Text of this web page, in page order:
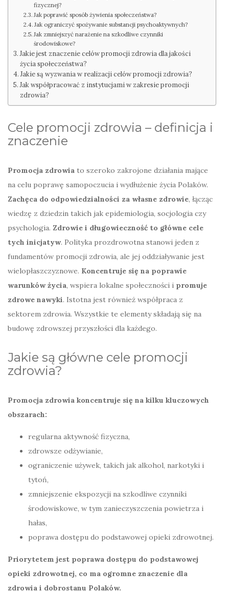
fizycznej?
Jak poprawić sposób żywienia społeczeństwa?
Jak ograniczyć spożywanie substancji psychoaktywnych?
Jak zmniejszyć narażenie na szkodliwe czynniki
środowiskowe?
Jakie jest znaczenie celów promocji zdrowia dla jakości
życia społeczeństwa?
Jakie są wyzwania w realizacji celów promocji zdrowia?
Jak współpracować z instytucjami w zakresie promocji
zdrowia?
Cele promocji zdrowia – definicja i
znaczenie
Promocja zdrowia to szeroko zakrojone działania mające
na celu poprawę samopoczucia i wydłużenie życia Polaków.
Zachęca do odpowiedzialności za własne zdrowie, łącząc
wiedzę z dziedzin takich jak epidemiologia, socjologia czy
psychologia. Zdrowie i długowieczność to główne cele
tych inicjatyw. Polityka prozdrowotna stanowi jeden z
fundamentów promocji zdrowia, ale jej oddziaływanie jest
wielopłaszczyznowe. Koncentruje się na poprawie
warunków życia, wspiera lokalne społeczności i promuje
zdrowe nawyki. Istotna jest również współpraca z
sektorem zdrowia. Wszystkie te elementy składają się na
budowę zdrowszej przyszłości dla każdego.
Jakie są główne cele promocji
zdrowia?
Promocja zdrowia koncentruje się na kilku kluczowych
obszarach:
regularna aktywność fizyczna,
zdrowsze odżywianie,
ograniczenie używek, takich jak alkohol, narkotyki i
tytoń,
zmniejszenie ekspozycji na szkodliwe czynniki
środowiskowe, w tym zanieczyszczenia powietrza i
hałas,
poprawa dostępu do podstawowej opieki zdrowotnej.
Priorytetem jest poprawa dostępu do podstawowej
opieki zdrowotnej, co ma ogromne znaczenie dla
zdrowia i dobrostanu Polaków.